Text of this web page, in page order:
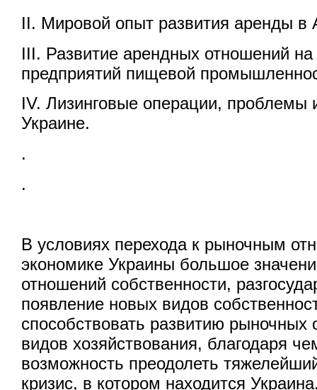
II. Мировой опыт развития аренды в
III. Развитие арендных отношений
предприятий пищевой
IV. Лизинговые операции, проблемы
Украине.
.
.
В условиях перехода к рыночным
экономике Украины большое
отношений собственности,
появление новых видов
способствовать развитию
видов хозяйствования, благодаря
возможность преодолеть
кризис, в котором находится